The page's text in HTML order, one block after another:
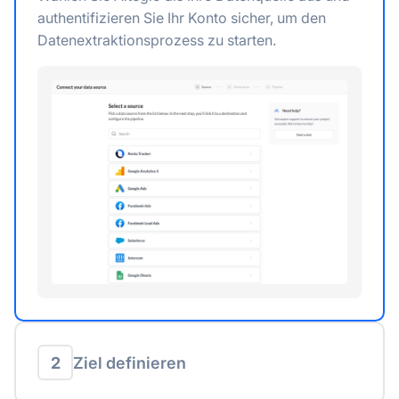
authentifizieren Sie Ihr Konto sicher, um den
Datenextraktionsprozess zu starten.
2 Ziel definieren